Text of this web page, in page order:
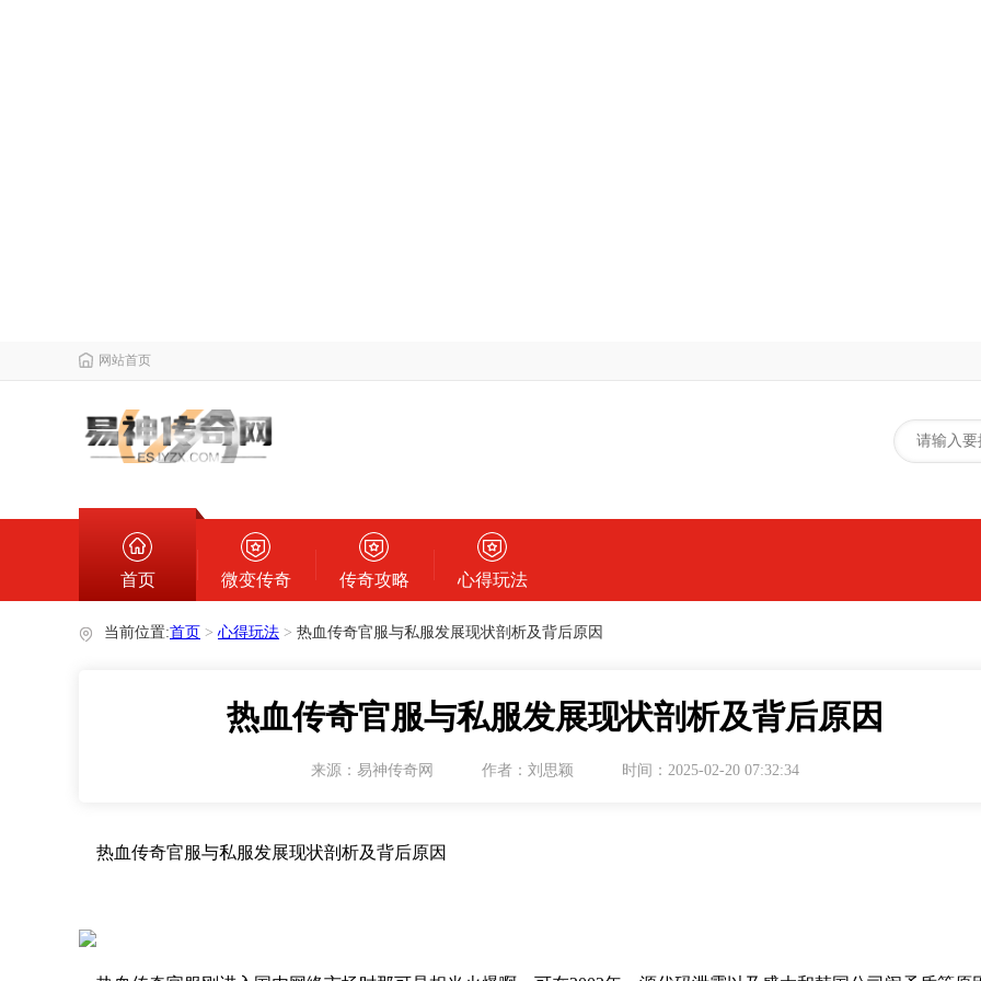
网站首页
栏目导航
心得玩法
首页 微变传奇 传奇攻略 心得玩法
当前位置:首页 > 心得玩法 > 热血传奇官服与私服发展现状剖析及背后原因
热血传奇官服与私服发展现状剖析及背后原因
来源：易神传奇网 作者：刘思颖 时间：2025-02-20 07:32:34
热血传奇官服与私服发展现状剖析及背后原因